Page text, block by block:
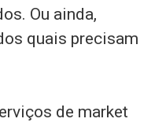
Ou ainda,
quais precisam
de market